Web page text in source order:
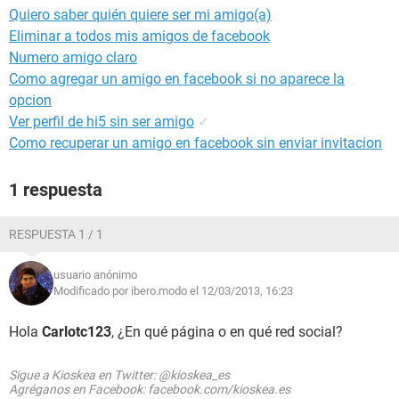
Quiero saber quién quiere ser mi amigo(a)
Eliminar a todos mis amigos de facebook
Numero amigo claro
Como agregar un amigo en facebook si no aparece la
opcion
Ver perfil de hi5 sin ser amigo ✓
Como recuperar un amigo en facebook sin enviar invitacion
1 respuesta
RESPUESTA 1 / 1
usuario anónimo
Modificado por ibero.modo el 12/03/2013, 16:23
Hola Carlotc123, ¿En qué página o en qué red social?
Sigue a Kioskea en Twitter: @kioskea_es
Agréganos en Facebook: facebook.com/kioskea.es